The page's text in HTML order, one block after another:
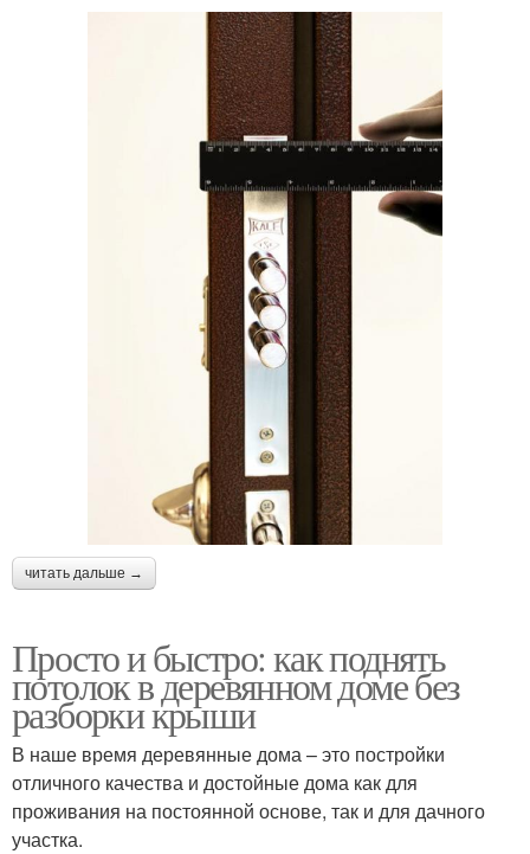
читать дальше →
Просто и быстро: как поднять
потолок в деревянном доме без
разборки крыши
В наше время деревянные дома – это постройки
отличного качества и достойные дома как для
проживания на постоянной основе, так и для дачного
участка.